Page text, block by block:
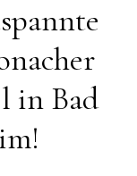
in Bad